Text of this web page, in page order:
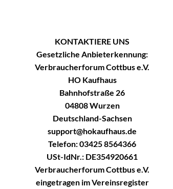
KONTAKTIERE UNS
Gesetzliche Anbieterkennung:
Verbraucherforum Cottbus e.V.
HO Kaufhaus
Bahnhofstraße 26
04808 Wurzen
Deutschland-Sachsen
support@hokaufhaus.de
Telefon: 03425 8564366
USt-IdNr.: DE354920661
Verbraucherforum Cottbus e.V.
eingetragen im Vereinsregister